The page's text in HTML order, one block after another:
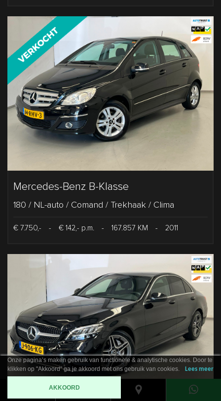
Mercedes-Benz B-Klasse
180 / NL-auto / Comand / Trekhaak / Clima
€ 7.750,- - € 142,- p.m. - 167.857 KM - 2011
Onze pagina’s maken gebruik van functionele & analytische cookies. Door te
klikken op "Akkoord" ga je akkoord met ons gebruik van cookies.
Lees meer
AKKOORD